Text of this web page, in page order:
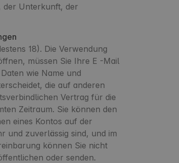
der Unterkunft, der
18). Die Verwendung
müssen Sie Ihre E -Mail
wie Name und
die auf anderen
Vertrag für die
Zeitraum. Sie können den
eines Kontos auf der
und zuverlässig sind, und im
können Sie nicht
oder senden.